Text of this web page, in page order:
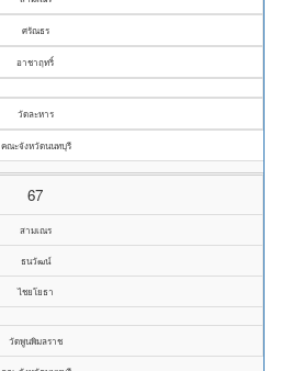
ศรัณธร
อาชาฤทริ์
วัดละหาร
คณะจังหวัดนนทบุรี
67
สามเณร
ธนวัฒน์
ไชยโยธา
วัดพูนพิมลราช